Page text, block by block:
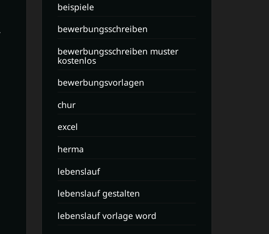
beispiele
bewerbungsschreiben
bewerbungsschreiben muster
kostenlos
bewerbungsvorlagen
chur
excel
herma
lebenslauf
lebenslauf gestalten
lebenslauf vorlage word